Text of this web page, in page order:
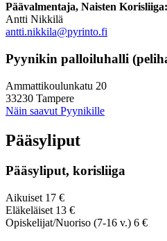
Päävalmentaja, Naisten Korisliiga:
Antti Nikkilä
antti.nikkila@pyrinto.fi
Pyynikin palloiluhalli
Ammattikoulunkatu 20
33230 Tampere
Näin saavut Pyynikille
Pääsyliput
Pääsyliput, korisliiga
Aikuiset 17 €
Eläkeläiset 13 €
Opiskelijat/Nuoriso (7-16 v.) 6 €